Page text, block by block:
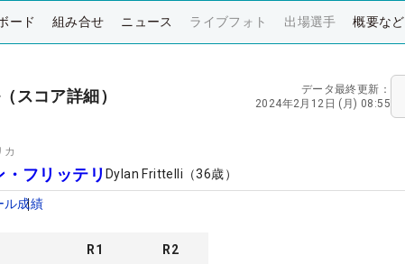
ード 組み合せ ニュース ライブフォト 出場選手 概要など
スコア詳細）
データ最終更新：
2024年2月12日 (月) 08:55
カ
・フリッテリ Dylan Frittelli （36歳）
ル成績
R1 R2